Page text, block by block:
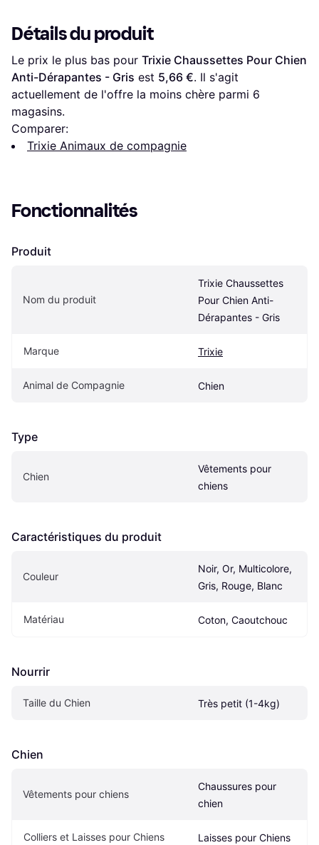
Détails du produit
Le prix le plus bas pour Trixie Chaussettes Pour Chien
Anti-Dérapantes - Gris est 5,66 €. Il s'agit
actuellement de l'offre la moins chère parmi 6
magasins.
Comparer:
Trixie Animaux de compagnie
Fonctionnalités
Produit
Nom du produit
Trixie Chaussettes
Pour Chien Anti-
Dérapantes - Gris
Marque Trixie
Animal de Compagnie Chien
Type
Chien
Vêtements pour
chiens
Caractéristiques du produit
Couleur
Noir, Or, Multicolore,
Gris, Rouge, Blanc
Matériau Coton, Caoutchouc
Nourrir
Taille du Chien Très petit (1-4kg)
Chien
Vêtements pour chiens
Chaussures pour
chien
Colliers et Laisses pour Chiens Laisses pour Chiens